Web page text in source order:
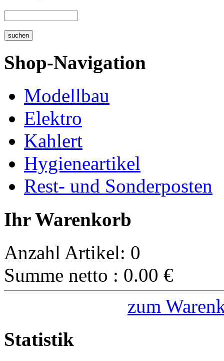
Shop-Navigation
Modellbau
Elektro
Kahlert
Hygieneartikel
Rest- und Sonderposten
Ihr Warenkorb
Anzahl Artikel: 0
Summe netto : 0.00 €
zum
Statistik